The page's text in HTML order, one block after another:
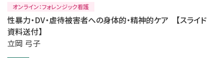
オンライン：フォレンジック看護
性暴力・DV・虐待被害者への身体的・精神的ケア 【スライド
資料送付】
立岡 弓子